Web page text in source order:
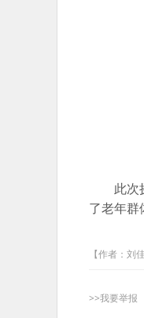
此次
了老年群
【作者：刘
>>我要举报